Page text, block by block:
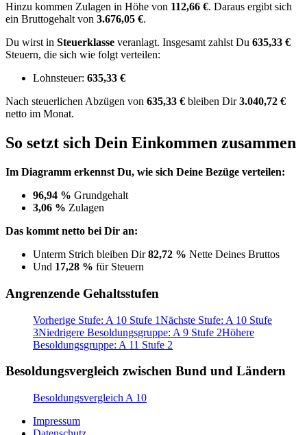
Hinzu kommen Zulagen in Höhe von 112,66 €. Daraus ergibt sich
ein Bruttogehalt von 3.676,05 €.
Du wirst in Steuerklasse veranlagt. Insgesamt zahlst Du 635,33 €
Steuern, die sich wie folgt verteilen:
Lohnsteuer: 635,33 €
Nach steuerlichen Abzügen von 635,33 € bleiben Dir3.040,72 €
netto im Monat.
So setzt sich Dein Einkommen zusammen
Im Diagramm erkennst Du, wie sich Deine Bezüge verteilen:
96,94 % Grundgehalt
3,06 % Zulagen
Das kommt netto bei Dir an:
Unterm Strich bleiben Dir82,72 % Nette Deines Bruttos
Und 17,28 % für Steuern
Angrenzende Gehaltsstufen
Vorherige Stufe: A 10 Stufe 1Nächste Stufe: A 10 Stufe
3Niedrigere Besoldungsgruppe: A 9 Stufe 2Höhere
Besoldungsgruppe: A 11 Stufe 2
Besoldungsvergleich zwischen Bund und Ländern
Besoldungsvergleich A 10
Impressum